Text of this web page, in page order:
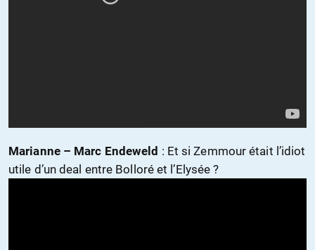
Marianne – Marc Endeweld : Et si Zemmour était l’idiot
utile d’un deal entre Bolloré et l’Elysée ?